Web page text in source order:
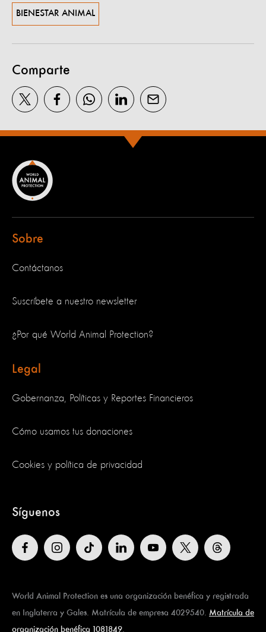
BIENESTAR ANIMAL
Comparte
Sobre
Contáctanos
Suscríbete a nuestro newsletter
¿Por qué World Animal Protection?
Legal
Gobernanza, Políticas y Reportes Financieros
Cómo usamos tus donaciones
Cookies y política de privacidad
Síguenos
World Animal Protection es una organización benéfica y registrada
en Inglaterra y Gales. Matrícula de empresa 4029540. Matrícula de
organización benéfica 1081849